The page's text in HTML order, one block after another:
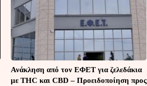
Ανάκληση από τον ΕΦΕΤ για ζελεδάκια
με THC και CBD – Προειδοποίηση προς